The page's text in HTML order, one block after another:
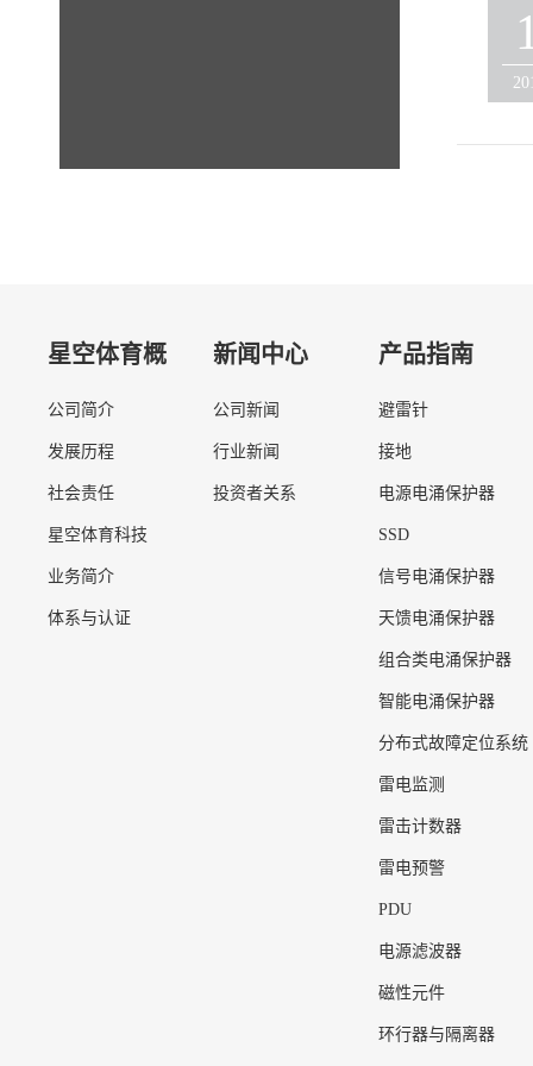
星空体育概
况
公司简介
发展历程
社会责任
星空体育科技
业务简介
体系与认证
新闻中心
公司新闻
行业新闻
投资者关系
产品指南
避雷针
接地
电源电涌保护器
SSD
信号电涌保护器
天馈电涌保护器
组合类电涌保护器
智能电涌保护器
分布式故障定位系统
雷电监测
雷击计数器
雷电预警
PDU
电源滤波器
磁性元件
环行器与隔离器